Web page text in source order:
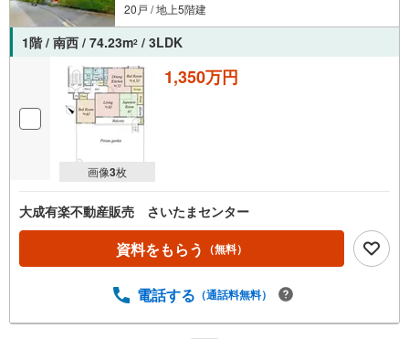
20戸 / 地上5階建
1階 / 南西 / 74.23m2 / 3LDK
画像3枚
1,350万円
大成有楽不動産販売 さいたまセンター
資料をもらう （無料）
電話する （通話料無料）